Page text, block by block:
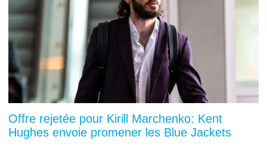
Offre rejetée pour Kirill Marchenko: Kent
Hughes envoie promener les Blue Jackets